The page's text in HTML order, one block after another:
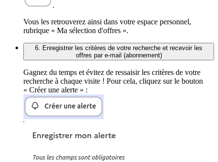
.
Vous les retrouverez ainsi dans votre espace personnel,
rubrique « Ma sélection d'offres ».
6. Enregistrer les critères de votre recherche et recevoir les
offres par e-mail (abonnement)
Gagnez du temps et évitez de ressaisir les critères de votre
recherche à chaque visite ! Pour cela, cliquez sur le bouton
« Créer une alerte » :